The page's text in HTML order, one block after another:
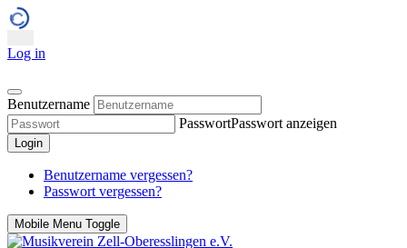
Log in
Benutzername
PasswortPasswort anzeigen
Login
Benutzername vergessen?
Passwort vergessen?
Mobile Menu Toggle